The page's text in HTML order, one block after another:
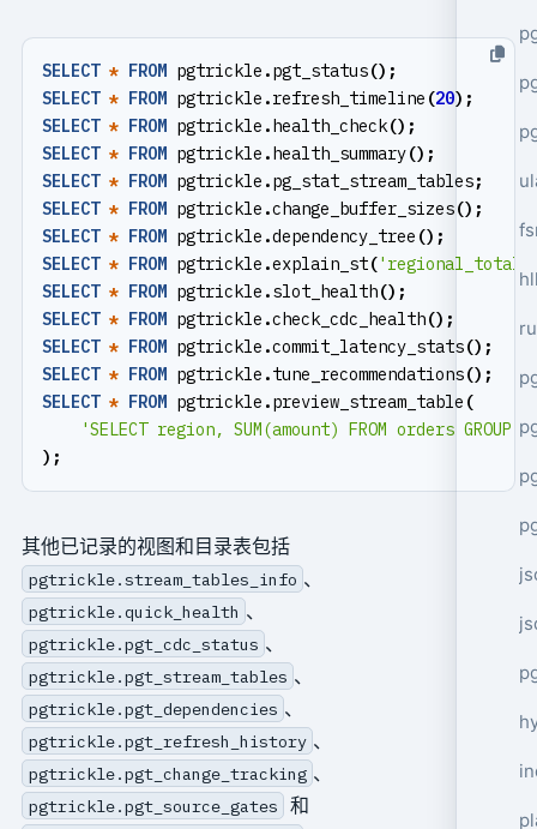
SELECT * FROM pgtrickle .pgt_status();
SELECT * FROM pgtrickle .refresh_timeline (20);
SELECT * FROM pgtrickle .health_check();
SELECT * FROM pgtrickle .health_summary();
SELECT * FROM pgtrickle .pg_stat_stream_tables;
SELECT * FROM pgtrickle .change_buffer_sizes();
SELECT * FROM pgtrickle .dependency_tree ();
SELECT * FROM pgtrickle .explain_st(
SELECT * FROM pgtrickle .slot_health();
SELECT * FROM pgtrickle .check_cdc_health();
SELECT * FROM pgtrickle .commit_latency_stats();
SELECT * FROM pgtrickle .tune_recommendations();
SELECT * FROM pgtrickle .preview_stream_table (
'SELECT region, SUM(amount) FROM orders GROUP
);
其他已记录的视图和目录表包括
pgtrickle.stream_tables_info 、
pgtrickle.quick_health 、
pgtrickle.pgt_cdc_status 、
pgtrickle.pgt_stream_tables 、
pgtrickle.pgt_dependencies 、
pgtrickle.pgt_refresh_history 、
pgtrickle.pgt_change_tracking 、
pgtrickle.pgt_source_gates 和